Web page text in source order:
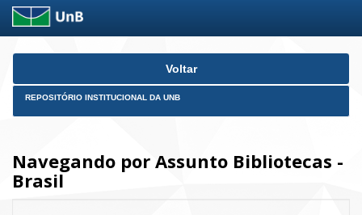
Skip
Voltar
REPOSITÓRIO INSTITUCIONAL DA UNB
Navegando por Assunto Bibliotecas -
Brasil